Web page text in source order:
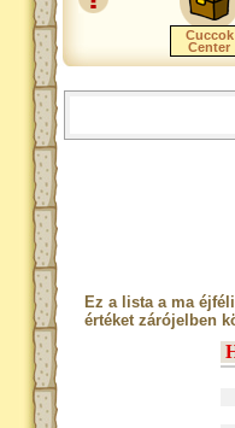
Cuccok
Center
Ez a lista a ma
értéket zárójelben